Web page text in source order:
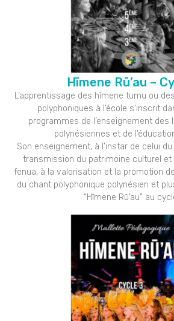
Hīmene Rū’au –
L’apprentissage des hīmene tumu ou
polyphoniques à l’école s’inscrit
programmes de l’enseignement des
polynésiennes et de
Son enseignement, à l’instar de celui du
transmission du patrimoine culturel et
fenua, à la valorisation et la promotion
du chant polyphonique polynésien et
“Hīmene Rū’au” au